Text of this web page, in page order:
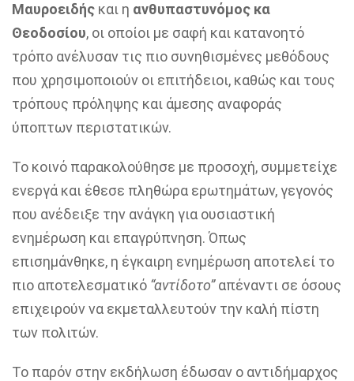
Μαυροειδής και η ανθυπαστυνόμος κα
Θεοδοσίου, οι οποίοι με σαφή και κατανοητό
τρόπο ανέλυσαν τις πιο συνηθισμένες μεθόδους
που χρησιμοποιούν οι επιτήδειοι, καθώς και τους
τρόπους πρόληψης και άμεσης αναφοράς
ύποπτων περιστατικών.
Το κοινό παρακολούθησε με προσοχή, συμμετείχε
ενεργά και έθεσε πληθώρα ερωτημάτων, γεγονός
που ανέδειξε την ανάγκη για ουσιαστική
ενημέρωση και επαγρύπνηση. Όπως
επισημάνθηκε, η έγκαιρη ενημέρωση αποτελεί το
πιο αποτελεσματικό “αντίδοτο”απέναντι σε όσους
επιχειρούν να εκμεταλλευτούν την καλή πίστη
των πολιτών.
Το παρόν στην εκδήλωση έδωσαν ο αντιδήμαρχος